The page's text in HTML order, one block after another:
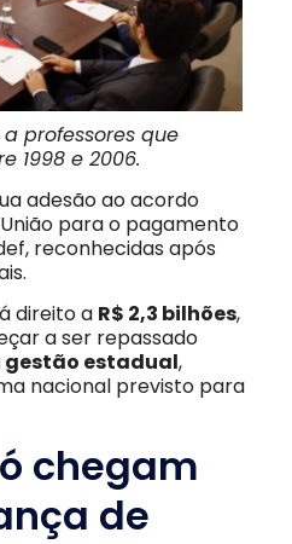
professores que
1998 e 2006.
adesão ao acordo
para o pagamento
reconhecidas após
direito a R$ 2,3 bilhões,
a ser repassado
gestão estadual,
nacional previsto para
chegam
de